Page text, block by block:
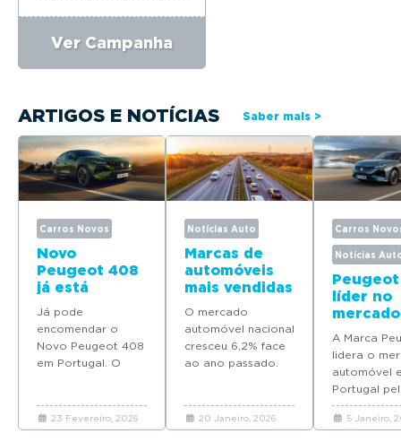
Ver Campanha
ARTIGOS E NOTÍCIAS Saber mais >
Carros Novos
Novo
Peugeot 408
já está
disponível
para
encomenda
em Portugal
Já pode
encomendar o
Novo Peugeot 408
em Portugal. O
com preços a
partir de 37.065
23 Fevereiro, 2026
Notícias Auto
Marcas de
automóveis
mais vendidas
em Portugal
em 2025
O mercado
automóvel nacional
cresceu 6,2% face
ao ano passado.
automóveis novos
venderam em
20 Janeiro, 2026
Carros
Notícias
líder no
mercado
quatro
modelos
Top 10
vendas
2025
A Marca
lidera o
automóvel
Portugal
ano
coloca
5 Janeiro,